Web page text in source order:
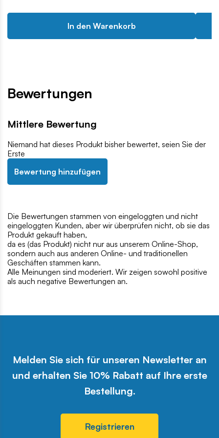
In den Warenkorb
Bewertungen
Mittlere Bewertung
Niemand hat dieses Produkt bisher bewertet, seien Sie der
Erste
Bewertung hinzufügen
Die Bewertungen stammen von eingeloggten und nicht
eingeloggten Kunden, aber wir überprüfen nicht, ob sie das
Produkt gekauft haben,
da es (das Produkt) nicht nur aus unserem Online-Shop,
sondern auch aus anderen Online- und traditionellen
Geschäften stammen kann.
Alle Meinungen sind moderiert. Wir zeigen sowohl positive
als auch negative Bewertungen an.
Melden Sie sich für unseren Newsletter an
und erhalten Sie 10% Rabatt auf Ihre erste
Bestellung.
Registrieren